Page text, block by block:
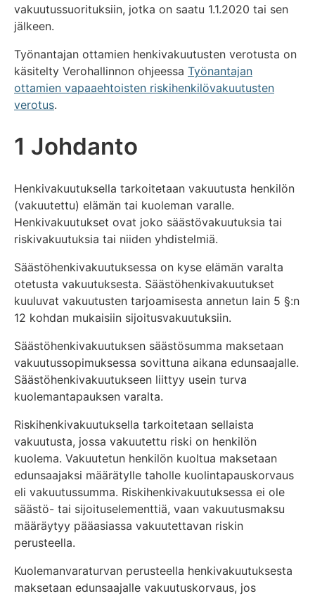
vakuutussuorituksiin, jotka on saatu 1.1.2020 tai sen
jälkeen.
Työnantajan ottamien henkivakuutusten verotusta on
käsitelty Verohallinnon ohjeessa Työnantajan
ottamien vapaaehtoisten riskihenkilövakuutusten
verotus.
1 Johdanto
Henkivakuutuksella tarkoitetaan vakuutusta henkilön
(vakuutettu) elämän tai kuoleman varalle.
Henkivakuutukset ovat joko säästövakuutuksia tai
riskivakuutuksia tai niiden yhdistelmiä.
Säästöhenkivakuutuksessa on kyse elämän varalta
otetusta vakuutuksesta. Säästöhenkivakuutukset
kuuluvat vakuutusten tarjoamisesta annetun lain 5 §:n
12 kohdan mukaisiin sijoitusvakuutuksiin.
Säästöhenkivakuutuksen säästösumma maksetaan
vakuutussopimuksessa sovittuna aikana edunsaajalle.
Säästöhenkivakuutukseen liittyy usein turva
kuolemantapauksen varalta.
Riskihenkivakuutuksella tarkoitetaan sellaista
vakuutusta, jossa vakuutettu riski on henkilön
kuolema. Vakuutetun henkilön kuoltua maksetaan
edunsaajaksi määrätylle taholle kuolintapauskorvaus
eli vakuutussumma. Riskihenkivakuutuksessa ei ole
säästö- tai sijoituselementtiä, vaan vakuutusmaksu
määräytyy pääasiassa vakuutettavan riskin
perusteella.
Kuolemanvaraturvan perusteella henkivakuutuksesta
maksetaan edunsaajalle vakuutuskorvaus, jos